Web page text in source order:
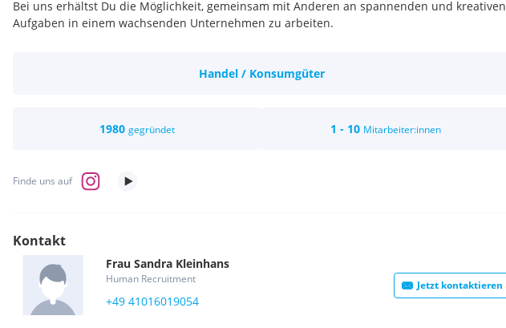
Bei uns erhältst Du die Möglichkeit, gemeinsam mit Anderen an spannenden und kreativen
Aufgaben in einem wachsenden Unternehmen zu arbeiten.
Handel / Konsumgüter
1980 gegründet 1 - 10 Mitarbeiter:innen
Finde uns auf
Kontakt
Frau Sandra Kleinhans
Human Recruitment
+49 41016019054
Jetzt kontaktieren